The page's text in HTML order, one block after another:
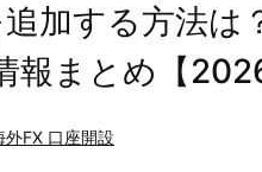
加する方法は
報まとめ【
外FX 口座開設